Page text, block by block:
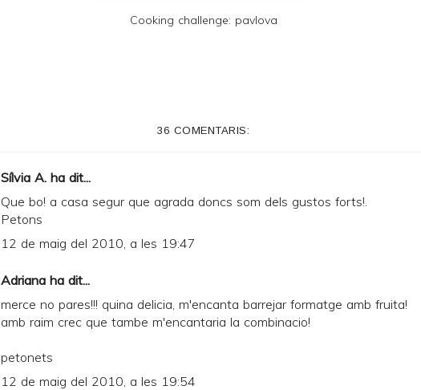
F
Cooking challenge: pavlova
36 COMENTARIS:
Sílvia A. ha dit...
Que bo! a casa segur que agrada doncs som dels gustos forts!.
Petons
12 de maig del 2010, a les 19:47
Adriana ha dit...
merce no pares!!! quina delicia, m'encanta barrejar formatge amb fruita!
amb raim crec que tambe m'encantaria la combinacio!
petonets
12 de maig del 2010, a les 19:54